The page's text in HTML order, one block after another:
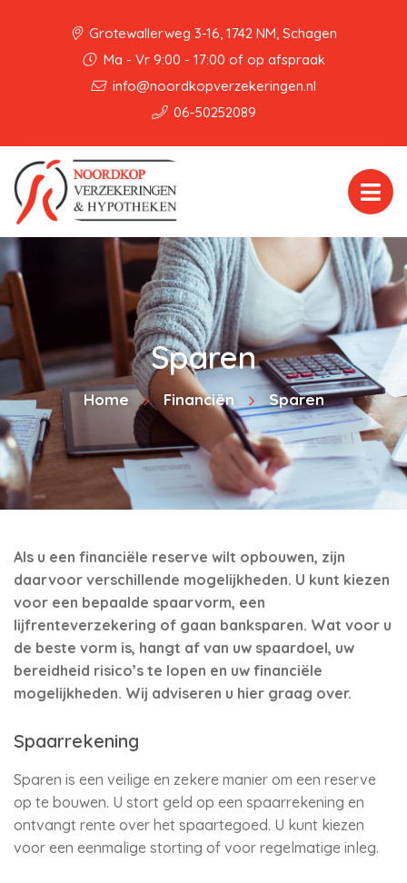
Grotewallerweg 3-16, 1742 NM, Schagen
Ma - Vr 9:00 - 17:00 of op afspraak
info@noordkopverzekeringen.nl
06-50252089
Sparen
Home Financiën Sparen
Als u een financiële reserve wilt opbouwen, zijn
daarvoor verschillende mogelijkheden. U kunt kiezen
voor een bepaalde spaarvorm, een
lijfrenteverzekering of gaan banksparen. Wat voor u
de beste vorm is, hangt af van uw spaardoel, uw
bereidheid risico’s te lopen en uw financiële
mogelijkheden. Wij adviseren u hier graag over.
Spaarrekening
Sparen is een veilige en zekere manier om een reserve
op te bouwen. U stort geld op een spaarrekening en
ontvangt rente over het spaartegoed. U kunt kiezen
voor een eenmalige storting of voor regelmatige inleg.